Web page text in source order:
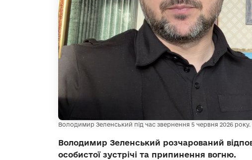
Володимир Зеленський під час звернення 5 червня 2026
Володимир Зеленський розчарований
особистої зустрічі та припинення вогню.